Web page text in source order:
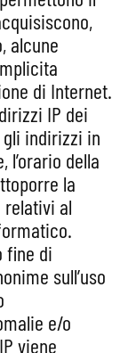
alcune
di Internet.
IP dei
indirizzi in
l’orario della
la
al
fine di
sull’uso
e/o
viene